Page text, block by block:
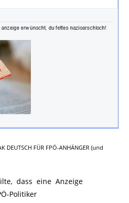
DEUTSCH FÜR FPÖ-ANHÄNGER (und
dass eine Anzeige
Politiker